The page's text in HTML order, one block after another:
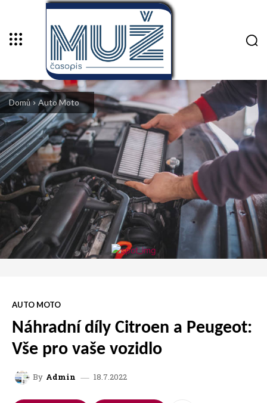
Domů Auto Moto
AUTO MOTO
Náhradní díly Citroen a Peugeot:
Vše pro vaše vozidlo
By Admin 18.7.2022